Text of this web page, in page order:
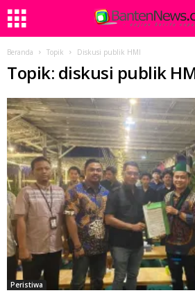
Beranda Topik Diskusi publik HMI
Topik: diskusi publik
Peristiwa